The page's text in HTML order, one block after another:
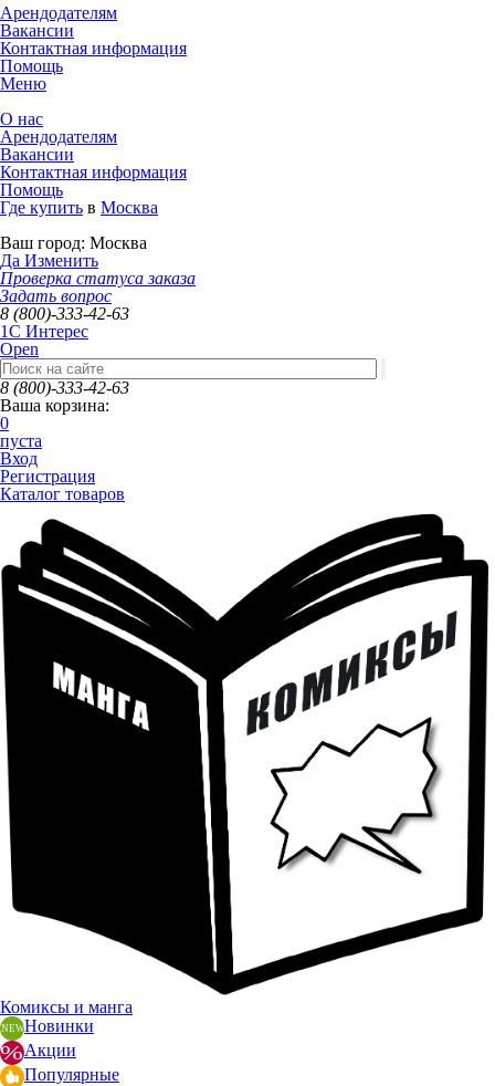
Арендодателям
Вакансии
Контактная информация
Помощь
Меню
О нас
Арендодателям
Вакансии
Контактная информация
Помощь
Где купить в Москва
Ваш город: Москва
Да Изменить
Проверка статуса заказа
Задать вопрос
8 (800)-333-42-63
1C Интерес
Open
8 (800)-333-42-63
Ваша корзина:
0
пуста
Вход
Регистрация
Каталог товаров
Комиксы и манга
Новинки
Акции
Популярные